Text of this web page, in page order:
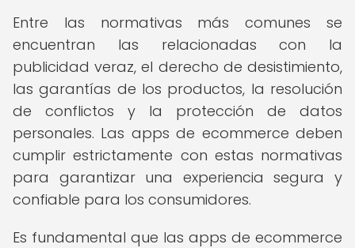
Entre las normativas más comunes se
encuentran las relacionadas con la
publicidad veraz, el derecho de desistimiento,
las garantías de los productos, la resolución
de conflictos y la protección de datos
personales. Las apps de ecommerce deben
cumplir estrictamente con estas normativas
para garantizar una experiencia segura y
confiable para los consumidores.
Es fundamental que las apps de ecommerce